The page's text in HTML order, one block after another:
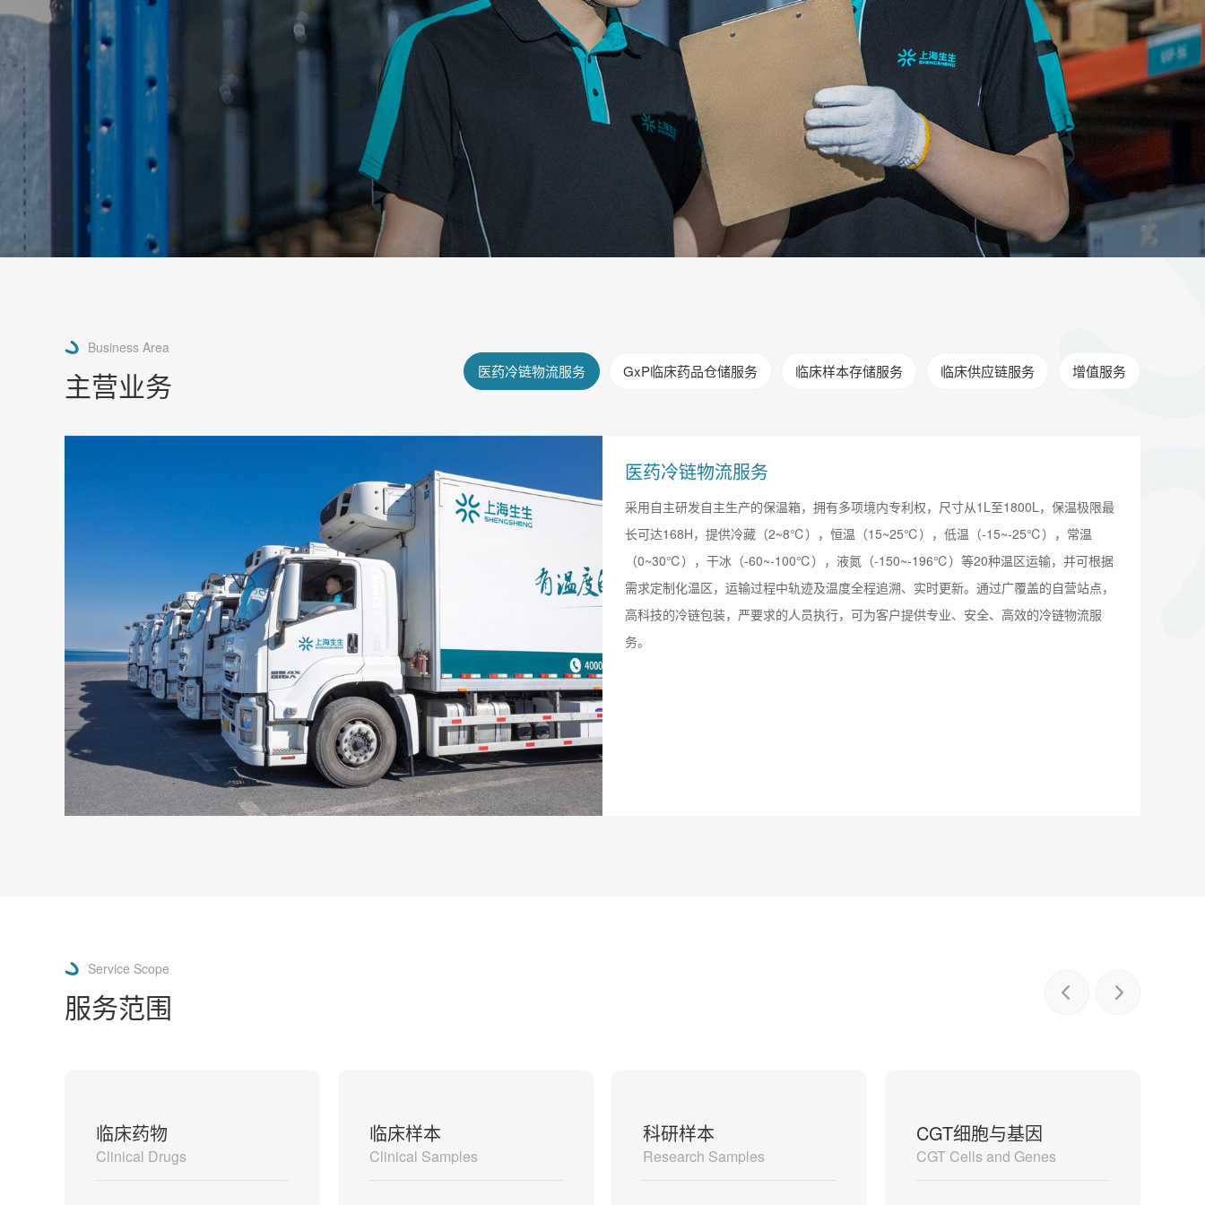
Business Area
主营业务 医药冷链物流服务 GxP临床药品仓储服务 临床样本存储服务 临床供应链服务 增值服务
医药冷链物流服务
采用自主研发自主生产的保温箱，拥有多项境内专利权，尺寸从1L至1800L，保温极限最
长可达168H，提供冷藏（2~8℃），恒温（15~25℃），低温（-15~-25℃），常温
（0~30℃），干冰（-60~-100℃），液氮（-150~-196℃）等20种温区运输，并可根据
需求定制化温区，运输过程中轨迹及温度全程追溯、实时更新。通过广覆盖的自营站点，
高科技的冷链包装，严要求的人员执行，可为客户提供专业、安全、高效的冷链物流服
务。
Service Scope
服务范围
临床药物
Clinical Drugs
临床样本
Clinical Samples
科研样本
Research Samples
CGT细胞与基因
CGT Cells and Genes